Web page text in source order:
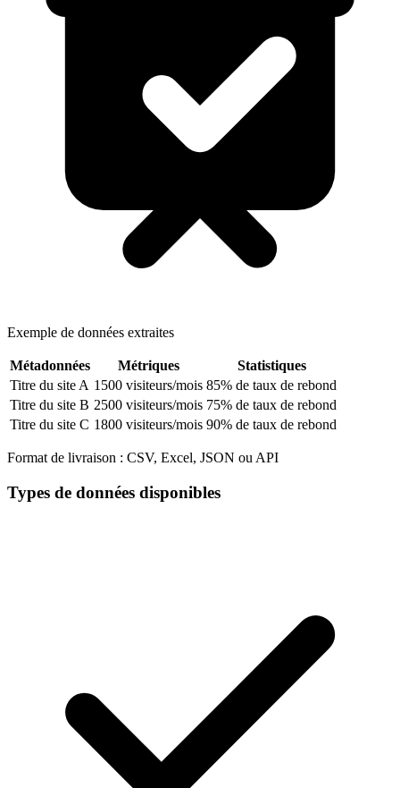
Exemple de données extraites
Métadonnées Métriques
Statistiques
Titre du site A 1500 visiteurs/mois 85% de taux de rebond
Titre du site B 2500 visiteurs/mois 75% de taux de rebond
Titre du site C 1800 visiteurs/mois 90% de taux de rebond
Format de livraison : CSV, Excel, JSON ou API
Types de données disponibles